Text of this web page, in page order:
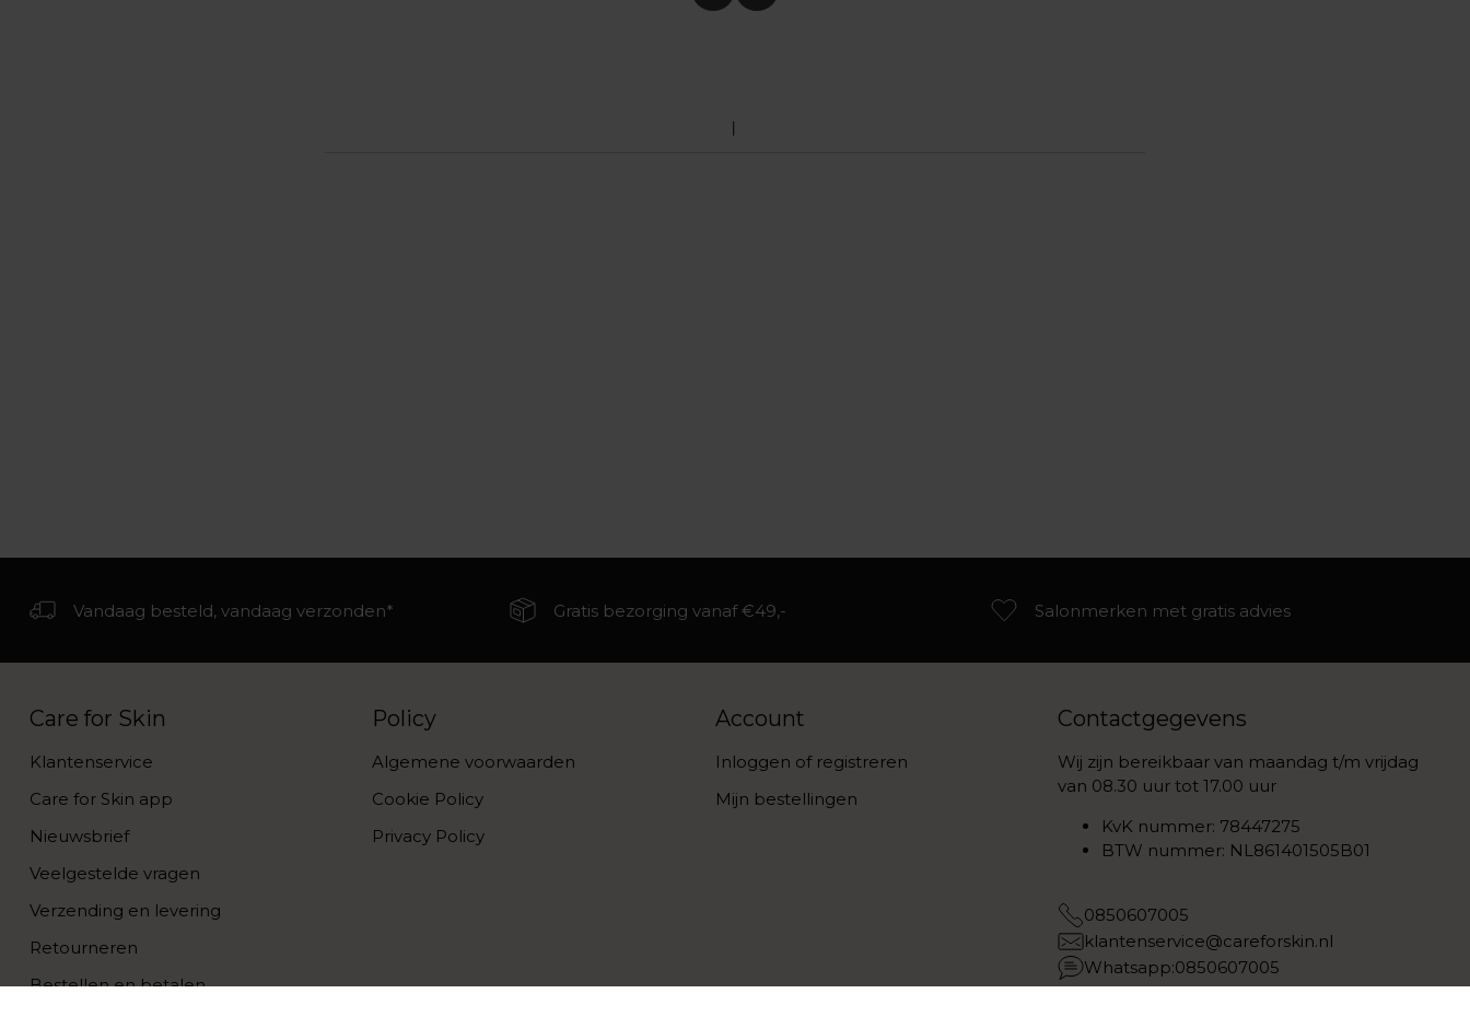
Vandaag besteld, vandaag verzonden* Gratis bezorging vanaf €49,- Salonmerken met gratis advies
Care for Skin
Klantenservice
Care for Skin app
Nieuwsbrief
Veelgestelde vragen
Verzending en levering
Retourneren
Bestellen en betalen
Policy
Algemene voorwaarden
Cookie Policy
Privacy Policy
Account
Inloggen of registreren
Mijn bestellingen
Contactgegevens
Wij zijn bereikbaar van maandag t/m vrijdag
van 08.30 uur tot 17.00 uur
KvK nummer: 78447275
BTW nummer: NL861401505B01
0850607005
klantenservice@careforskin.nl
Whatsapp:0850607005